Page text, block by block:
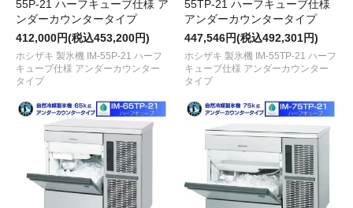
55P-21 ハーフキューブ仕様 ア
ンダーカウンタータイプ
412,000円(税込453,200円)
ホシザキ 製氷機 IM-55P-21 ハーフ
キューブ仕様 アンダーカウンター
タイプ
55TP-21 ハーフキューブ仕様
アンダーカウンタータイプ
447,546円(税込492,301円)
ホシザキ 製氷機 IM-55TP-21 ハーフ
キューブ仕様 アンダーカウンター
タイプ